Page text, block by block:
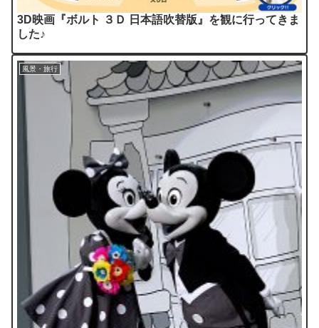
3D映画『ボルト ３Ｄ 日本語吹替版』を観に行ってきま
した♪
風景・旅行